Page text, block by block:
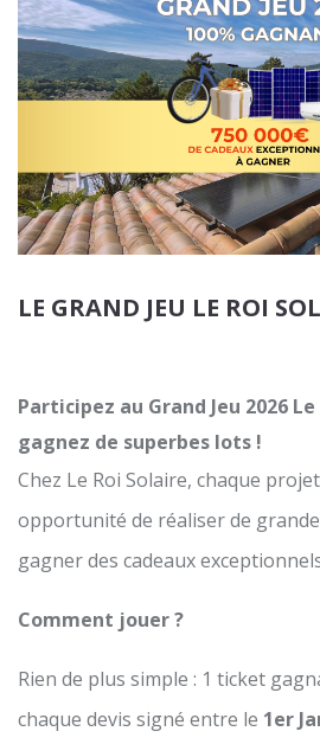
TUE
DEC
LE GRAND JEU LE ROI
Participez au Grand Jeu 2026
gagnez de superbes lots !
Chez Le Roi Solaire, chaque
opportunité de réaliser de
gagner des cadeaux
Comment jouer ?
Rien de plus simple : 1 ticket
chaque devis signé entre le 1er